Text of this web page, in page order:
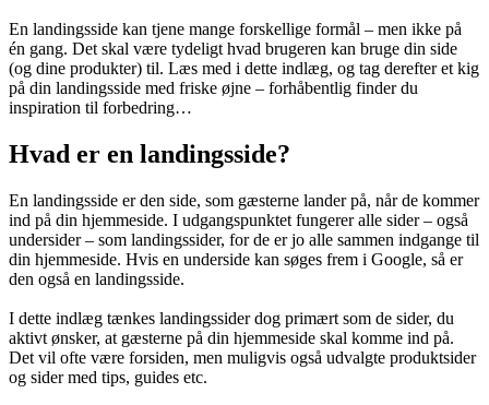
En landingsside kan tjene mange forskellige formål – men ikke på
én gang. Det skal være tydeligt hvad brugeren kan bruge din side
(og dine produkter) til. Læs med i dette indlæg, og tag derefter et kig
på din landingsside med friske øjne – forhåbentlig finder du
inspiration til forbedring…
Hvad er en landingsside?
En landingsside er den side, som gæsterne lander på, når de kommer
ind på din hjemmeside. I udgangspunktet fungerer alle sider – også
undersider – som landingssider, for de er jo alle sammen indgange til
din hjemmeside. Hvis en underside kan søges frem i Google, så er
den også en landingsside.
I dette indlæg tænkes landingssider dog primært som de sider, du
aktivt ønsker, at gæsterne på din hjemmeside skal komme ind på.
Det vil ofte være forsiden, men muligvis også udvalgte produktsider
og sider med tips, guides etc.